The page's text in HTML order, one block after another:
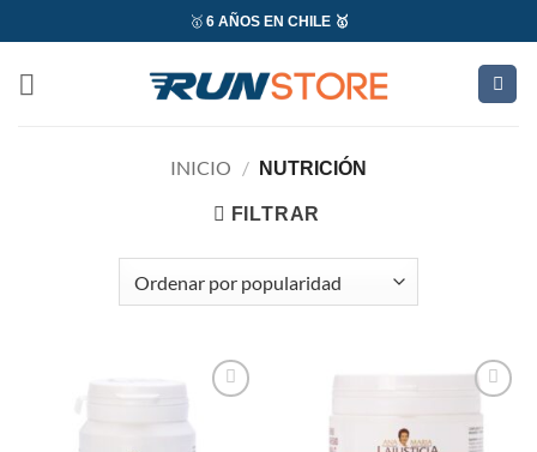
al
contenido
🥇 6 AÑOS EN CHILE 🥇
INICIO / NUTRICIÓN
FILTRAR
Add to
wishlist